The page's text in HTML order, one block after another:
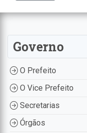
Governo
O Prefeito
O Vice Prefeito
Secretarias
Órgãos